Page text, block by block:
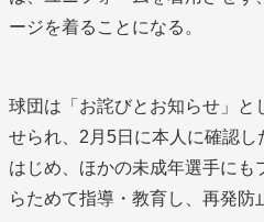
ージを着ることになる。
球団は「お詫びとお知らせ」
せられ、2月5日に本人に確認
はじめ、ほかの未成年選手に
らためて指導・教育し、再発防